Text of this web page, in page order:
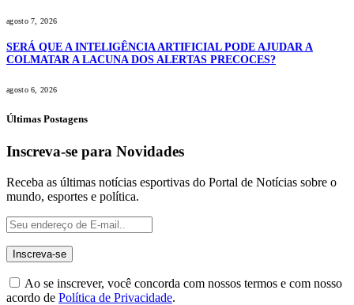
agosto 7, 2026
SERÁ QUE A INTELIGÊNCIA ARTIFICIAL PODE AJUDAR A
COLMATAR A LACUNA DOS ALERTAS PRECOCES?
agosto 6, 2026
Últimas Postagens
Inscreva-se para Novidades
Receba as últimas notícias esportivas do Portal de Notícias sobre o
mundo, esportes e política.
Ao se inscrever, você concorda com nossos termos e com nosso
acordo de Política de Privacidade.